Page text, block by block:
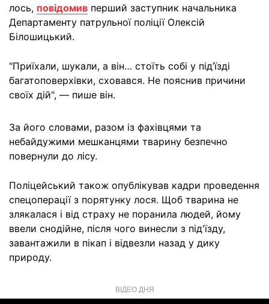
лось, повідомив перший заступник начальника
Департаменту патрульної поліції Олексій
Білошицький.
"Приїхали, шукали, а він… стоїть собі у під’їзді
багатоповерхівки, сховався. Не пояснив причини
своїх дій", — пише він.
За його словами, разом із фахівцями та
небайдужими мешканцями тварину безпечно
повернули до лісу.
Поліцейський також опублікував кадри проведення
спецоперації з порятунку лося. Щоб тварина не
злякалася і від страху не поранила людей, йому
ввели снодійне, після чого винесли з під'їзду,
завантажили в пікап і відвезли назад у дику
природу.
ВІДЕО ДНЯ